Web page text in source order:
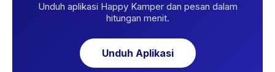
Unduh aplikasi Happy Kamper dan pesan dalam
hitungan menit.
Unduh Aplikasi